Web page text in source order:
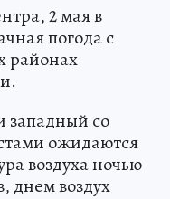
2 мая в
погода с
районах
западный со
ожидаются
воздуха ночью
днем воздух